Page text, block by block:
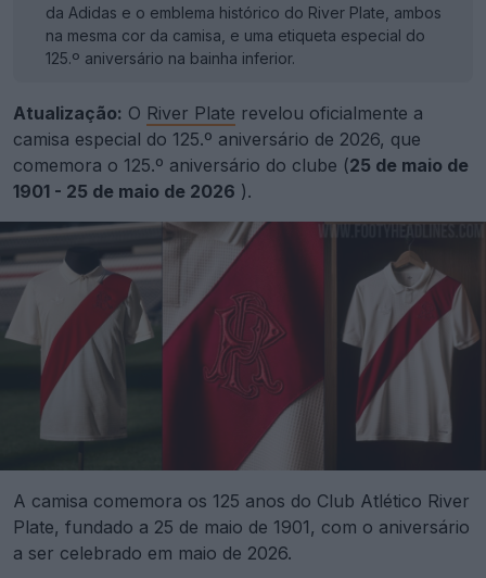
da Adidas e o emblema histórico do River Plate, ambos
na mesma cor da camisa, e uma etiqueta especial do
125.º aniversário na bainha inferior.
Atualização: O River Plate revelou oficialmente a
camisa especial do 125.º aniversário de 2026, que
comemora o 125.º aniversário do clube (25 de maio de
1901 - 25 de maio de 2026 ).
A camisa comemora os 125 anos do Club Atlético River
Plate, fundado a 25 de maio de 1901, com o aniversário
a ser celebrado em maio de 2026.